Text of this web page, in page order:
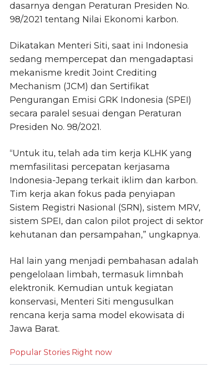
dasarnya dengan Peraturan Presiden No.
98/2021 tentang Nilai Ekonomi karbon.
Dikatakan Menteri Siti, saat ini Indonesia
sedang mempercepat dan mengadaptasi
mekanisme kredit Joint Crediting
Mechanism (JCM) dan Sertifikat
Pengurangan Emisi GRK Indonesia (SPEI)
secara paralel sesuai dengan Peraturan
Presiden No. 98/2021.
“Untuk itu, telah ada tim kerja KLHK yang
memfasilitasi percepatan kerjasama
Indonesia-Jepang terkait iklim dan karbon.
Tim kerja akan fokus pada penyiapan
Sistem Registri Nasional (SRN), sistem MRV,
sistem SPEI, dan calon pilot project di sektor
kehutanan dan persampahan,” ungkapnya.
Hal lain yang menjadi pembahasan adalah
pengelolaan limbah, termasuk limnbah
elektronik. Kemudian untuk kegiatan
konservasi, Menteri Siti mengusulkan
rencana kerja sama model ekowisata di
Jawa Barat.
Popular Stories Right now